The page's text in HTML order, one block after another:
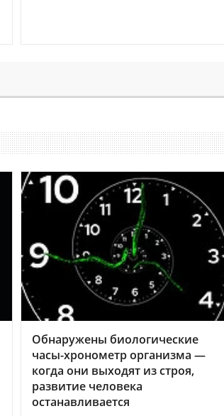
Обнаружены биологические
часы-хронометр организма —
когда они выходят из строя,
развитие человека
останавливается